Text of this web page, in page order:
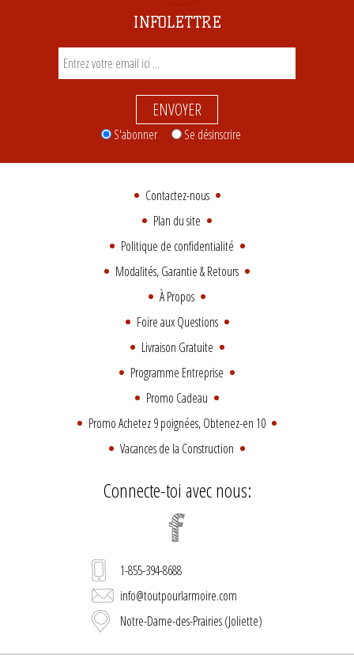
INFOLETTRE
ENVOYER
S'abonner Se désinscrire
Contactez-nous
Plan du site
Politique de confidentialité
Modalités, Garantie & Retours
À Propos
Foire aux Questions
Livraison Gratuite
Programme Entreprise
Promo Cadeau
Promo Achetez 9 poignées, Obtenez-en 10
Vacances de la Construction
Connecte-toi avec nous:
1-855-394-8688
info@toutpourlarmoire.com
Notre-Dame-des-Prairies (Joliette)